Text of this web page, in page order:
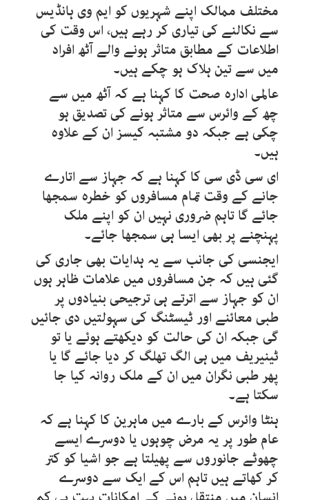
مختلف ممالک اپنے شہریوں کو ایم وی ہانڈیس
سے نکالنے کی تیاری کر رہے ہیں، اس وقت کی
اطلاعات کے مطابق متاثر ہونے والے آٹھ افراد
میں سے تین ہلاک ہو چکے ہیں۔
عالمی ادارہ صحت کا کہنا ہے کہ آٹھ میں سے
چھ کے وائرس سے متاثر ہونے کی تصدیق ہو
چکی ہے جبکہ دو مشتبہ کیسز ان کے علاوہ
ہیں۔
ای سی ڈی سی کا کہنا ہے کہ جہاز سے اتارے
جانے کے وقت تمام مسافروں کو خطرہ سمجھا
جائے گا تاہم ضروری نہیں ان کو اپنے ملک
پہنچنے پر بھی ایسا ہی سمجھا جائے۔
ایجنسی کی جانب سے یہ ہدایات بھی جاری کی
گئی ہیں کہ جن مسافروں میں علامات ظاہر ہوں
ان کو جہاز سے اترتے ہی ترجیحی بنیادوں پر
طبی معائنے اور ٹیسٹنگ کی سہولتیں دی جائیں
گی جبکہ ان کی حالت کو دیکھتے ہوئے یا تو
ٹینیریف میں ہی الگ تھلگ کر دیا جائے گا یا
پھر طبی نگران میں ان کے ملک روانہ کیا جا
سکتا ہے۔
ہنٹا وائرس کے بارے میں ماہرین کا کہنا ہے کہ
عام طور پر یہ مرض چوہوں یا دوسرے ایسے
چھوٹے جانوروں سے پھیلتا ہے جو اشیا کو کتر
کر کھاتے ہیں تاہم اس کے ایک سے دوسرے